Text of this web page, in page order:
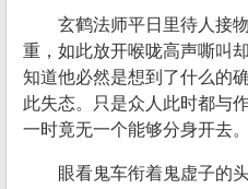
玄鹤法师平日里待人接
重，如此放开喉咙高声嘶叫
知道他必然是想到了什么的
此失态。只是众人此时都与
一时竟无一个能够分身开去。
眼看鬼车衔着鬼虚子的